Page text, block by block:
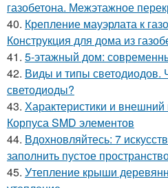
газобетона. Межэтажное
40. Крепление мауэрлата к
Конструкция для дома из
41. 5-этажный дом:
42. Виды и типы светодиодов.
светодиоды?
43. Характеристики и
Корпуса SMD элементов
44. Вдохновляйтесь: 7
заполнить пустое
45. Утепление крыши